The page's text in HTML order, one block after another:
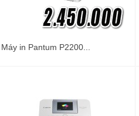
Máy in Pantum P2200...